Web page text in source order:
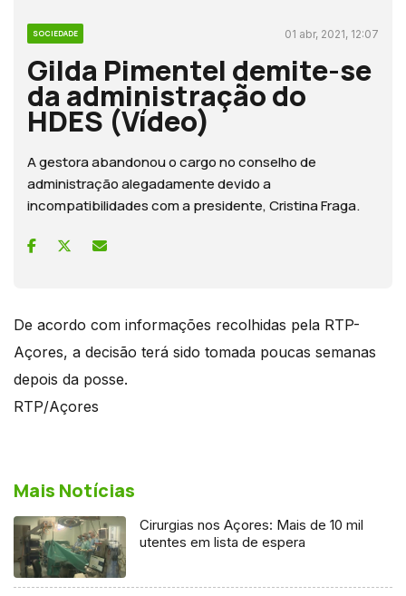
SOCIEDADE 01 abr, 2021, 12:07
Gilda Pimentel demite-se
da administração do
HDES (Vídeo)
A gestora abandonou o cargo no conselho de
administração alegadamente devido a
incompatibilidades com a presidente, Cristina Fraga.
De acordo com informações recolhidas pela RTP-
Açores, a decisão terá sido tomada poucas semanas
depois da posse.
RTP/Açores
Mais Notícias
Cirurgias nos Açores: Mais de 10 mil
utentes em lista de espera